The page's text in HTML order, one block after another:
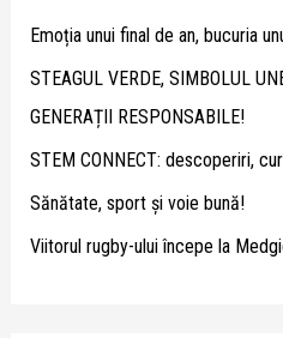
o
r
:
Emoția unui final de an, bucuria
STEAGUL VERDE, SIMBOLUL
GENERAȚII RESPONSABILE!
STEM CONNECT: descoperiri,
Sănătate, sport și voie bună!
Viitorul rugby-ului începe la